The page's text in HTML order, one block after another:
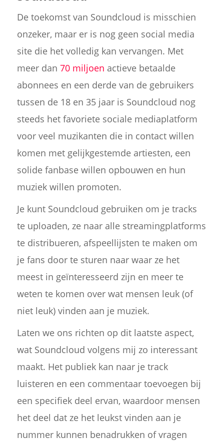
De toekomst van Soundcloud is misschien
onzeker, maar er is nog geen social media
site die het volledig kan vervangen. Met
meer dan 70 miljoen actieve betaalde
abonnees en een derde van de gebruikers
tussen de 18 en 35 jaar is Soundcloud nog
steeds het favoriete sociale mediaplatform
voor veel muzikanten die in contact willen
komen met gelijkgestemde artiesten, een
solide fanbase willen opbouwen en hun
muziek willen promoten.
Je kunt Soundcloud gebruiken om je tracks
te uploaden, ze naar alle streamingplatforms
te distribueren, afspeellijsten te maken om
je fans door te sturen naar waar ze het
meest in geïnteresseerd zijn en meer te
weten te komen over wat mensen leuk (of
niet leuk) vinden aan je muziek.
Laten we ons richten op dit laatste aspect,
wat Soundcloud volgens mij zo interessant
maakt. Het publiek kan naar je track
luisteren en een commentaar toevoegen bij
een specifiek deel ervan, waardoor mensen
het deel dat ze het leukst vinden aan je
nummer kunnen benadrukken of vragen